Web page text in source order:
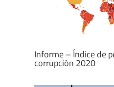
Informe – Índice de
corrupción 2020